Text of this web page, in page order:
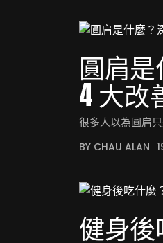
圓肩
4 大改
很多人以為圓肩
BY CHAU ALAN
健身